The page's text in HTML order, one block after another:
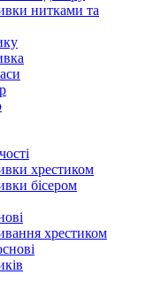
нитками та
хрестиком
бісером
хрестиком